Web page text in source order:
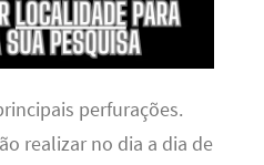
perfurações.
realizar no dia a dia de